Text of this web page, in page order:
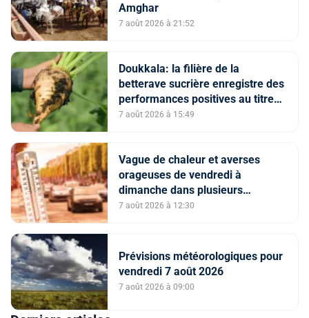
Amghar
7 août 2026 à 21:52
Doukkala: la filière de la
betterave sucrière enregistre des
performances positives au titre
de la campagne agricole 2025-
7 août 2026 à 15:49
Vague de chaleur et averses
orageuses de vendredi à
dimanche dans plusieurs
provinces du Royaume (Bulletin
7 août 2026 à 12:30
Prévisions météorologiques pour
vendredi 7 août 2026
7 août 2026 à 09:00